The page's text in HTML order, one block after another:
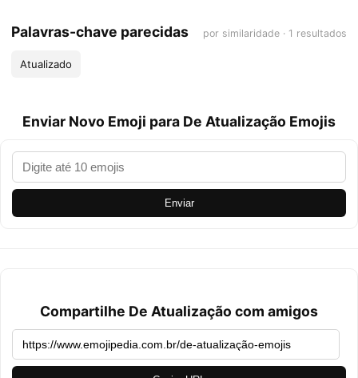
Palavras-chave parecidas por similaridade · 1 resultados
Atualizado
Enviar Novo Emoji para De Atualização Emojis
Enviar
Compartilhe De Atualização com amigos